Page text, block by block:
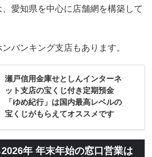
愛知県を中心に店舗網を構築して
バンキング支店もあります。
瀬戸信用金庫せとしんインターネ
ット支店の宝くじ付き定期預金
「ゆめ紀行」は国内最高レベルの
宝くじがもらえてオススメです
年 年末年始の窓口営業は